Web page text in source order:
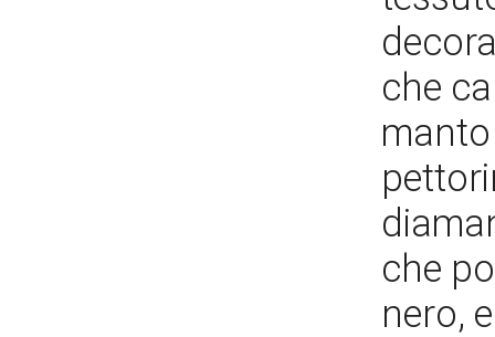
che
che
nero,